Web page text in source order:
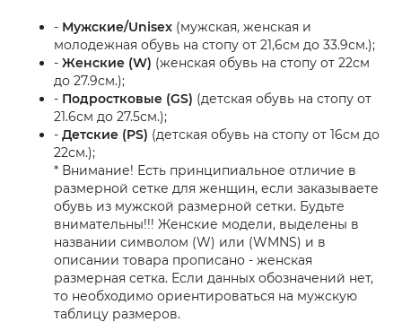
- Мужские/Unisex (мужская, женская и
молодежная обувь на стопу от 21,6см до 33.9см.);
- Женские (W) (женская обувь на стопу от 22см
до 27.9см.);
- Подростковые (GS) (детская обувь на стопу от
21.6см до 27.5см.);
- Детские (PS) (детская обувь на стопу от 16см до
22см.);
* Внимание! Есть принципиальное отличие в
размерной сетке для женщин, если заказываете
обувь из мужской размерной сетки. Будьте
внимательны!!! Женские модели, выделены в
названии символом (W) или (WMNS) и в
описании товара прописано - женская
размерная сетка. Если данных обозначений нет,
то необходимо ориентироваться на мужскую
таблицу размеров.